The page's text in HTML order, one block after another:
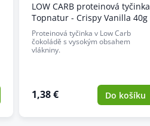
LOW CARB proteinová tyčinka
Topnatur - Crispy Vanilla 40g
Proteinová tyčinka v Low Carb
čokoládě s vysokým obsahem
vlákniny.
1,38 € Do košíku